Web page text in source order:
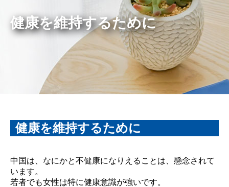
健康を維持するために
健康を維持するために
中国は、なにかと不健康になりえることは、懸念されて
います。
若者でも女性は特に健康意識が強いです。